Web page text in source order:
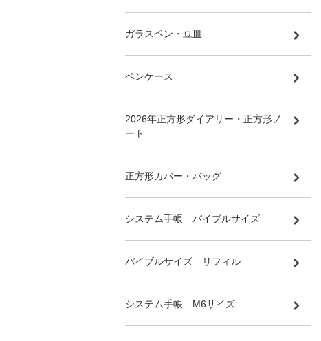
ガラスペン・豆皿
ペンケース
2026年正方形ダイアリー・正方形ノ
ート
正方形カバー・バッグ
システム手帳 バイブルサイズ
バイブルサイズ リフィル
システム手帳 M6サイズ